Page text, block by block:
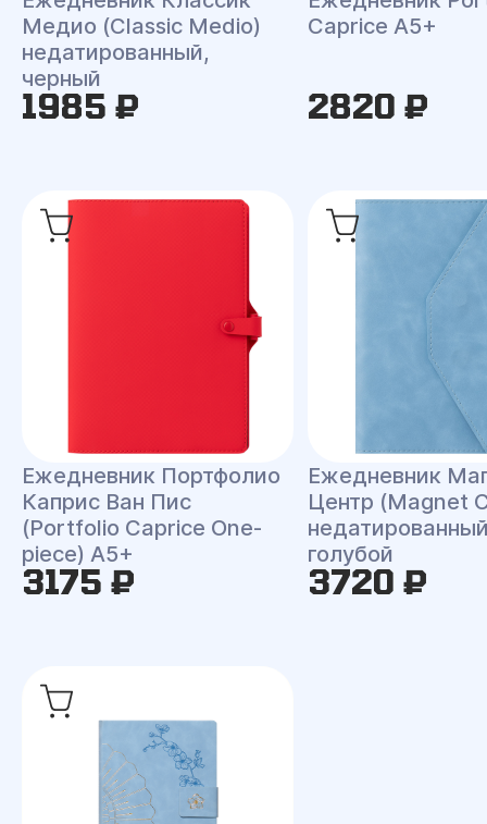
Медио (Classic Medio)
недатированный,
черный
1985 ₽
Caprice A5+
2820 ₽
Ежедневник Портфолио
Каприс Ван Пис
(Portfolio Caprice One-
piece) A5+
3175 ₽
Ежедневник
Центр (Magnet
голубой
3720 ₽